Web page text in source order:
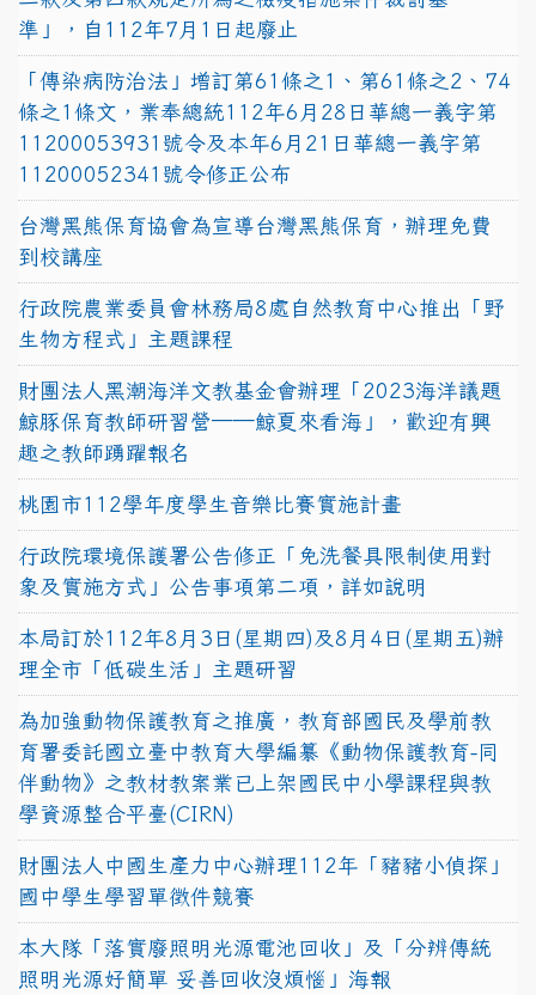
準」，自112年7月1日起廢止
「傳染病防治法」增訂第61條之1、第61條之2、74
條之1條文，業奉總統112年6月28日華總一義字第
11200053931號令及本年6月21日華總一義字第
11200052341號令修正公布
台灣黑熊保育協會為宣導台灣黑熊保育，辦理免費
到校講座
行政院農業委員會林務局8處自然教育中心推出「野
生物方程式」主題課程
財團法人黑潮海洋文教基金會辦理「2023海洋議題
鯨豚保育教師研習營──鯨夏來看海」，歡迎有興
趣之教師踴躍報名
桃園市112學年度學生音樂比賽實施計畫
行政院環境保護署公告修正「免洗餐具限制使用對
象及實施方式」公告事項第二項，詳如說明
本局訂於112年8月3日(星期四)及8月4日(星期五)辦
理全市「低碳生活」主題研習
為加強動物保護教育之推廣，教育部國民及學前教
育署委託國立臺中教育大學編纂《動物保護教育-同
伴動物》之教材教案業已上架國民中小學課程與教
學資源整合平臺(CIRN)
財團法人中國生產力中心辦理112年「豬豬小偵探」
國中學生學習單徵件競賽
本大隊「落實廢照明光源電池回收」及「分辨傳統
照明光源好簡單 妥善回收沒煩惱」海報